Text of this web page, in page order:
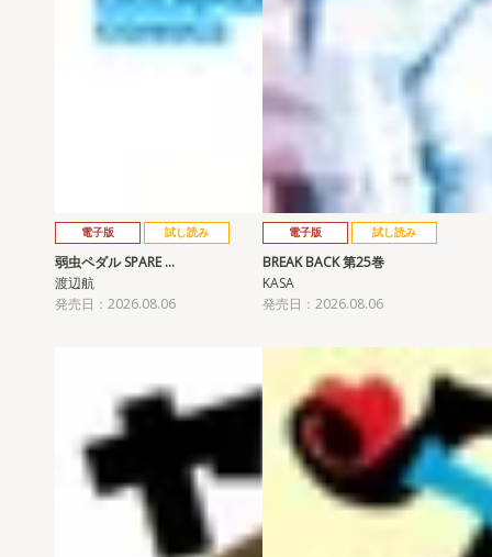
電子版 試し読み
弱虫ペダル SPARE …
渡辺航
発売日：2026.08.06
電子版 試し読み
BREAK BACK 第25巻
KASA
発売日：2026.08.06